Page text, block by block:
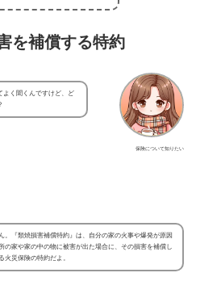
を補償する特約
保険について知りたい
よく聞くんですけど、ど
。『類焼損害補償特約』は、自分の家の火事や爆発が原因
の家や家の中の物に被害が出た場合に、その損害を補償し
火災保険の特約だよ。